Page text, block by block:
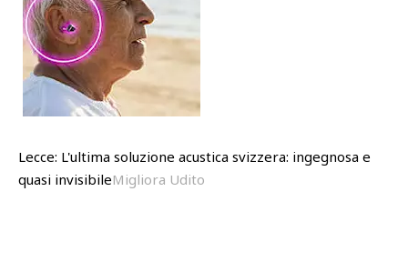
Lecce: L'ultima soluzione acustica svizzera: ingegnosa e
quasi invisibileMigliora Udito